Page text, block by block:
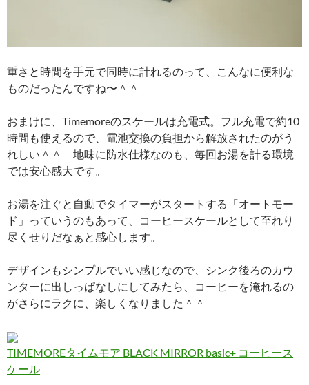
重さと時間を手元で同時に計れるのって、こんなに便利な
ものだったんですね〜＾＾
おまけに、Timemoreのスケールは充電式。フル充電で約10
時間も使えるので、電池交換の負担から解放されたのがう
れしい＾＾ 地味に防水仕様なのも、毎回お湯を計る環境
では安心感大です。
お湯を注ぐと自動でタイマーがスタートする「オートモー
ド」っていうのもあって、コーヒースケールとして至れり
尽くせりだなぁと感心します。
デザインもシンプルでいい感じなので、シンク後ろのカウ
ンターに出しっぱなしにしてみたら、コーヒーを淹れるの
がさらにラクに、楽しくなりました＾＾
TIMEMOREタイムモア BLACK MIRROR basic+ コーヒース
ケール